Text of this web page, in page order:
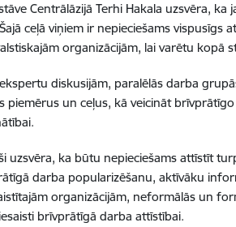
Centrālāzijā Terhi Hakala uzsvēra,
ceļā viņiem ir nepieciešams vispusīgs
organizācijām, lai varētu kopā
diskusijām, paralēlās darba
piemērus un ceļus, kā veicināt
uzsvēra, ka būtu nepieciešams attīstīt
darba popularizēšanu, aktīvāku
organizācijām, neformālās un
brīvprātīgā darba attīstībai.